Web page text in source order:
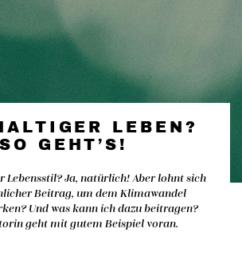
LEBEN?
SO GEHT’S!
Lebensstil? Ja, natürlich! Aber lohnt sich
Beitrag, um dem Klimawandel
Und was kann ich dazu beitragen?
geht mit gutem Beispiel voran.